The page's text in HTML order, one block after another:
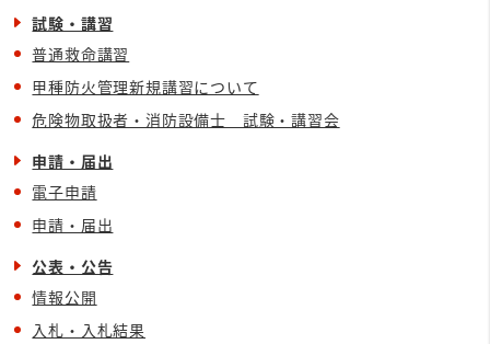
試験・講習
普通救命講習
甲種防火管理新規講習について
危険物取扱者・消防設備士 試験・講習会
申請・届出
電子申請
申請・届出
公表・公告
情報公開
入札・入札結果